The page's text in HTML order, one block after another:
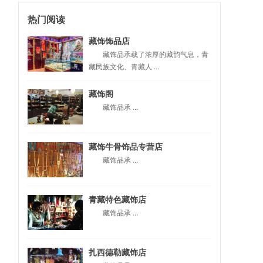
热门阅读
藏饰饰品店
藏饰品承载了浓厚的藏韵气息，青
藏民族文化、青藏人 ...
藏饰阁
藏饰品承 ...
藏饰牛骨饰品专营店
藏饰品承 ...
青藏特色藏饰店
藏饰品承 ...
扎西德勒藏饰店